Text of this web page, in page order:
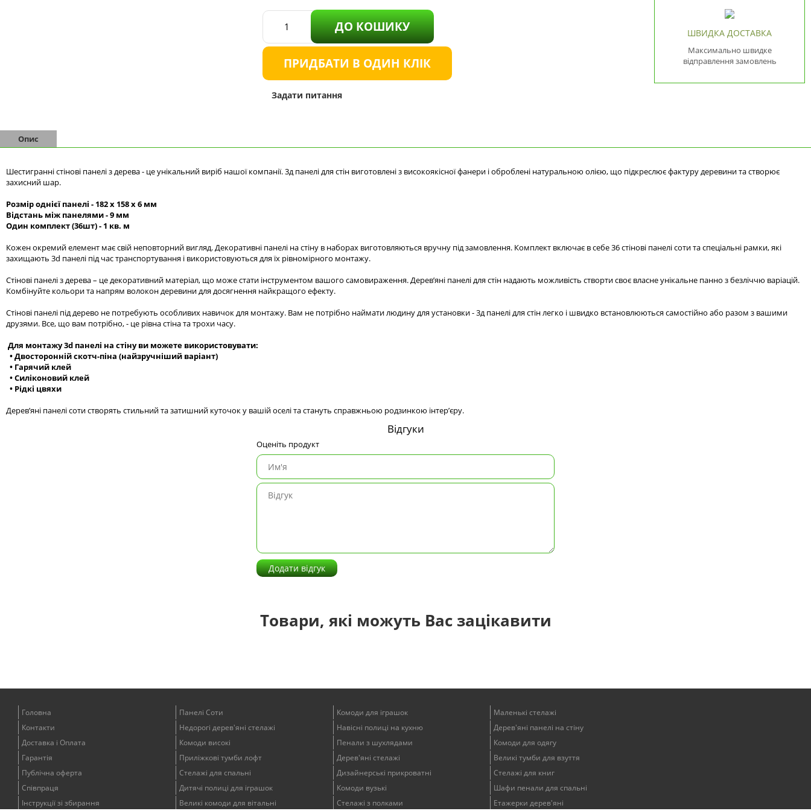
ДО КОШИКУ
ПРИДБАТИ В ОДИН КЛІК
Задати питання
ШВИДКА ДОСТАВКА
Максимально швидке
відправлення замовлень
Опис
Шестигранні стінові панелі з дерева - це унікальний виріб нашої компанії. 3д панелі для стін виготовлені з високоякісної фанери і оброблені натуральною олією, що підкреслює фактуру деревини та створює
захисний шар.
Розмір однієї панелі - 182 x 158 x 6 мм
Відстань між панелями - 9 мм
Один комплект (36шт) - 1 кв. м
Кожен окремий елемент має свій неповторний вигляд. Декоративні панелі на стіну в наборах виготовляються вручну під замовлення. Комплект включає в себе 36 стінові панелі соти та спеціальні рамки, які
захищають 3d панелі під час транспортування і використовуються для їх рівномірного монтажу.
Стінові панелі з дерева – це декоративний матеріал, що може стати інструментом вашого самовираження. Дерев’яні панелі для стін надають можливість створти своє власне унікальне панно з безліччю варіацій.
Комбінуйте кольори та напрям волокон деревини для досягнення найкращого ефекту.
Стінові панелі під дерево не потребують особливих навичок для монтажу. Вам не потрібно наймати людину для установки - 3д панелі для стін легко і швидко встановлюються самостійно або разом з вашими
друзями. Все, що вам потрібно, - це рівна стіна та трохи часу.
Для монтажу 3d панелі на стіну ви можете використовувати:
• Двосторонній скотч-піна (найзручніший варіант)
• Гарячий клей
• Силіконовий клей
• Рідкі цвяхи
Дерев’яні панелі соти створять стильний та затишний куточок у вашій оселі та стануть справжньою родзинкою інтер’єру.
Відгуки
Оценіть продукт
Додати відгук
Товари, які можуть Вас зацікавити
Головна
Контакти
Доставка і Оплата
Гарантія
Публічна оферта
Співпраця
Інструкції зі збирання
Панелі Соти
Недорогі дерев'яні стелажі
Комоди високі
Приліжкові тумби лофт
Стелажі для спальні
Дитячі полиці для іграшок
Великі комоди для вітальні
Комоди для іграшок
Навісні полиці на кухню
Пенали з шухлядами
Дерев'яні стелажі
Дизайнерські прикроватні
Комоди вузькі
Стелажі з полками
Маленькі стелажі
Дерев'яні панелі на стіну
Комоди для одягу
Великі тумби для взуття
Стелажі для книг
Шафи пенали для спальні
Етажерки дерев'яні